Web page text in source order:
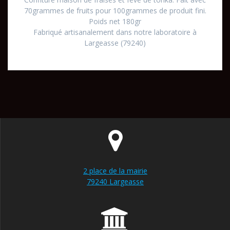
70grammes de fruits pour 100grammes de produit fini.
Poids net 180gr
Fabriqué artisanalement dans notre laboratoire à
Largeasse (79240)
2 place de la mairie
79240 Largeasse